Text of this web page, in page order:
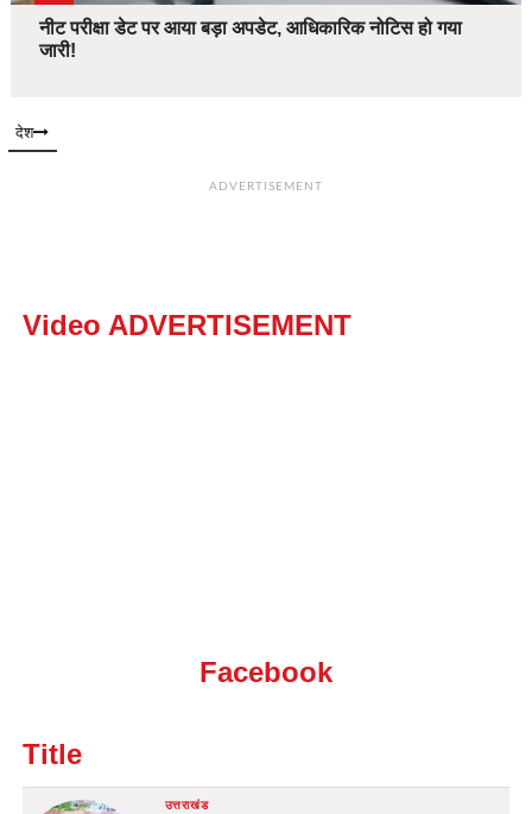
नीट परीक्षा डेट पर आया बड़ा अपडेट, आधिकारिक नोटिस हो गया
जारी!
देश
ADVERTISEMENT
Video ADVERTISEMENT
Facebook
Title
उत्तराखंड